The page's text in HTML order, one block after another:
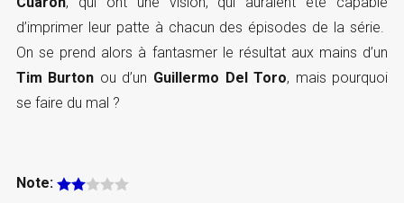
d’imprimer leur patte à chacun des épisodes de la série.
On se prend alors à fantasmer le résultat aux mains d’un
Tim Burton ou d’un Guillermo Del Toro, mais pourquoi
se faire du mal ?
Note: